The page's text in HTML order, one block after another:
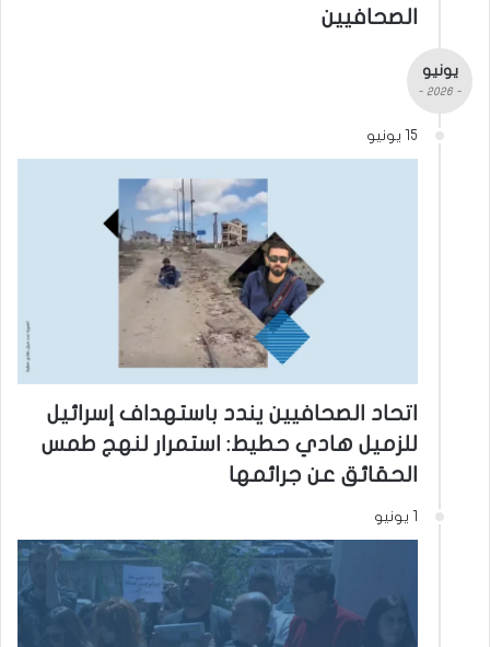
الصحافيين
يونيو
- 2026 -
15 يونيو
اتحاد الصحافيين يندد باستهداف إسرائيل
للزميل هادي حطيط: استمرار لنهج طمس
الحقائق عن جرائمها
1 يونيو